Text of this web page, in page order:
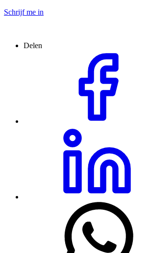
Schrijf me in
Delen